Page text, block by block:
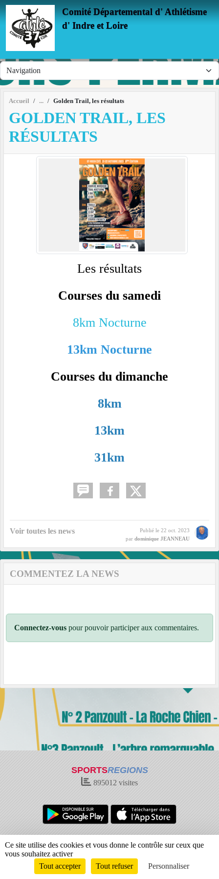
Comité Départemental d' Athlétisme
d' Indre et Loire
Accueil Golden Trail, les résultats
GOLDEN TRAIL, LES
RÉSULTATS
Les résultats
Courses du samedi
8km Nocturne
13km Nocturne
Courses du dimanche
8km
13km
31km
Voir toutes les news Publié le 22 oct. 2023
par dominique JEANNEAU
COMMENTEZ LA NEWS
Connectez-vous pour pouvoir participer aux commentaires.
SPORTSREGIONS
895012 visites
Charte cookies
Gestion des cookies
Informations légales
Signaler un contenu inapproprié
Envie de participer ? Connexion
Panneau de gestion des cookies
Ce site utilise des cookies et vous donne le contrôle sur ceux que
vous souhaitez activer
Tout accepter
Tout refuser Personnaliser